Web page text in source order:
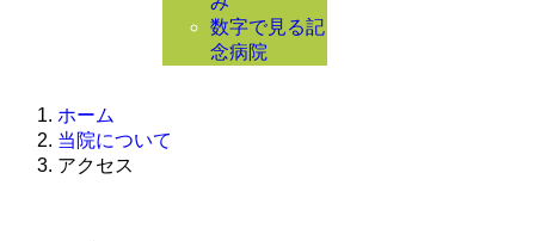
数字で見る記
念病院
ホーム
当院について
アクセス